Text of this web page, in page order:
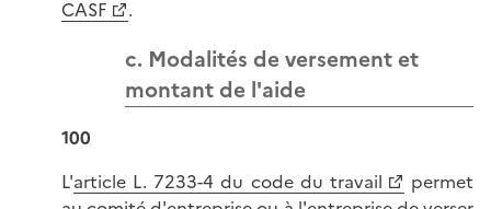
CASF .
c. Modalités de versement et
montant de l'aide
100
L'article L. 7233-4 du code du travail
permet